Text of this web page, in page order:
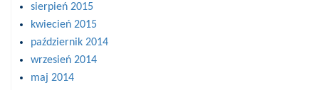
sierpień 2015
kwiecień 2015
październik 2014
wrzesień 2014
maj 2014